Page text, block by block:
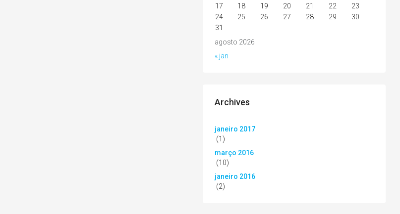
agosto 2026
17
18 19 20 21 22
23
24
25 26 27 28 29
30
31
« jan
Archives
janeiro 2017
(1)
março 2016
(10)
janeiro 2016
(2)